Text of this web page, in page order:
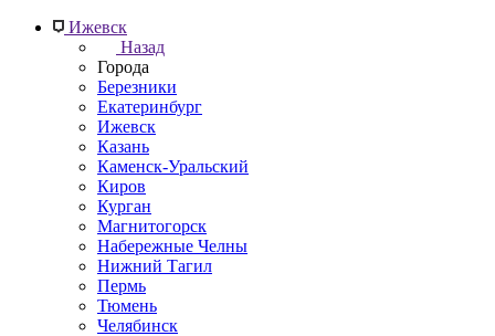
Ижевск
Назад
Города
Березники
Екатеринбург
Ижевск
Казань
Каменск-Уральский
Киров
Курган
Магнитогорск
Набережные Челны
Нижний Тагил
Пермь
Тюмень
Челябинск